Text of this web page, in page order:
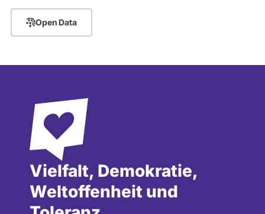
Open Data
Vielfalt, Demokratie,
Weltoffenheit und